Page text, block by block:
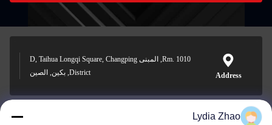
Address
Rm. 1010, المبنى D, Taihua Longqi Square, Changping
District, بكين, الصين
Lydia Zhao